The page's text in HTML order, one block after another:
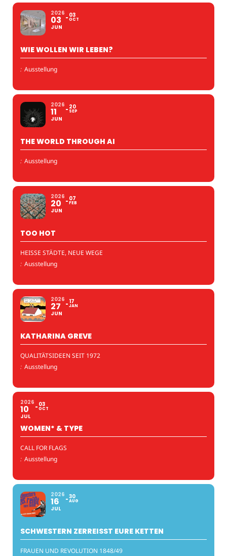
2026
03
JUN
03
OCT
WIE WOLLEN WIR LEBEN?
: Ausstellung
2026
11
JUN
20
SEP
THE WORLD THROUGH AI
: Ausstellung
2026
20
JUN
07
FEB
TOO HOT
HEISSE STÄDTE, NEUE WEGE
: Ausstellung
2026
27
JUN
17
JAN
KATHARINA GREVE
QUALITÄTSIDEEN SEIT 1972
: Ausstellung
2026
10
JUL
03
OCT
WOMEN* & TYPE
CALL FOR FLAGS
: Ausstellung
2026
16
JUL
30
AUG
SCHWESTERN ZERREISST EURE KETTEN
FRAUEN UND REVOLUTION 1848/49